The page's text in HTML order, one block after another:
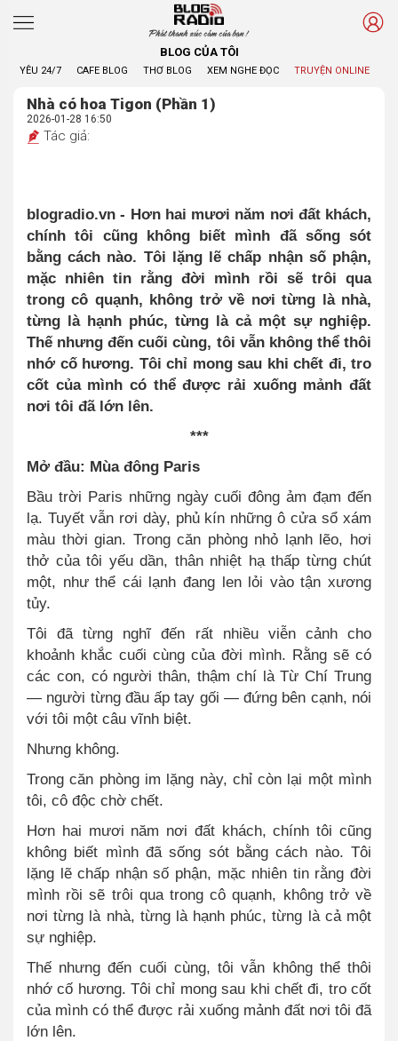
Phát thanh xúc cảm của bạn !
BLOG CỦA TÔI
YÊU 24/7 CAFE BLOG THƠ BLOG XEM NGHE ĐỌC TRUYỆN ONLINE
Nhà có hoa Tigon (Phần 1)
2026-01-28 16:50
Tác giả:
blogradio.vn - Hơn hai mươi năm nơi đất khách,
chính tôi cũng không biết mình đã sống sót
bằng cách nào. Tôi lặng lẽ chấp nhận số phận,
mặc nhiên tin rằng đời mình rồi sẽ trôi qua
trong cô quạnh, không trở về nơi từng là nhà,
từng là hạnh phúc, từng là cả một sự nghiệp.
Thế nhưng đến cuối cùng, tôi vẫn không thể thôi
nhớ cố hương. Tôi chỉ mong sau khi chết đi, tro
cốt của mình có thể được rải xuống mảnh đất
nơi tôi đã lớn lên.
***
Mở đầu: Mùa đông Paris
Bầu trời Paris những ngày cuối đông ảm đạm đến
lạ. Tuyết vẫn rơi dày, phủ kín những ô cửa sổ xám
màu thời gian. Trong căn phòng nhỏ lạnh lẽo, hơi
thở của tôi yếu dần, thân nhiệt hạ thấp từng chút
một, như thể cái lạnh đang len lỏi vào tận xương
tủy.
Tôi đã từng nghĩ đến rất nhiều viễn cảnh cho
khoảnh khắc cuối cùng của đời mình. Rằng sẽ có
các con, có người thân, thậm chí là Từ Chí Trung
— người từng đầu ấp tay gối — đứng bên cạnh, nói
với tôi một câu vĩnh biệt.
Nhưng không.
Trong căn phòng im lặng này, chỉ còn lại một mình
tôi, cô độc chờ chết.
Hơn hai mươi năm nơi đất khách, chính tôi cũng
không biết mình đã sống sót bằng cách nào. Tôi
lặng lẽ chấp nhận số phận, mặc nhiên tin rằng đời
mình rồi sẽ trôi qua trong cô quạnh, không trở về
nơi từng là nhà, từng là hạnh phúc, từng là cả một
sự nghiệp.
Thế nhưng đến cuối cùng, tôi vẫn không thể thôi
nhớ cố hương. Tôi chỉ mong sau khi chết đi, tro cốt
của mình có thể được rải xuống mảnh đất nơi tôi đã
lớn lên.